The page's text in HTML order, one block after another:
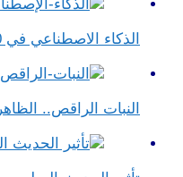
الذكاء الاصطناعي في 2030.. هل سيتنبأ بالمستقبل…
النبات الراقص..